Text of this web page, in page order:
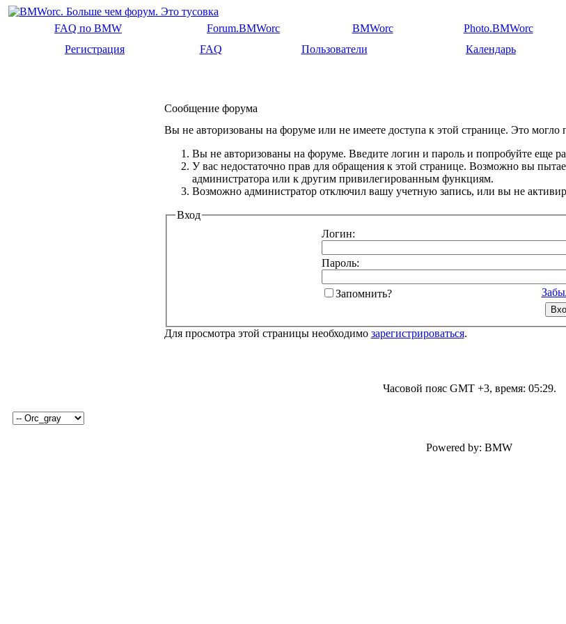
FAQ по BMW Forum.BMWorc BMWorc Photo.BMWorc
Регистрация
FAQ Пользователи Календарь
Сообщение форума
Вы не авторизованы на форуме или не имеете доступа к этой странице. Это
Вы не авторизованы на форуме. Введите логин и пароль и попробуйте еще
У вас недостаточно прав для обращения к этой странице. Возможно вы
администратора или к другим привилегированным функциям.
Возможно администратор отключил вашу учетную запись, или вы не
Вход
Логин:
Пароль:
Запомнить?
Для просмотра этой страницы необходимо зарегистрироваться.
Часовой пояс GMT +3, время: 05:29.
Powered by: BMW